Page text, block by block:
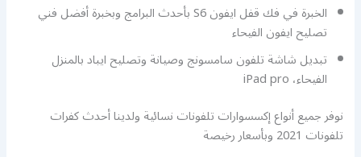
الخبرة في فك قفل ايفون S6 بأحدث البرامج وبخبرة أفضل فني
تصليح ايفون الفيحاء
تبديل شاشة تلفون سامسونج وصيانة وتصليح ايباد بالمنزل
الفيحاء، iPad pro
نوفر جميع أنواع إكسسوارات تلفونات نسائية ولدينا أحدث كفرات
تلفونات 2021 وبأسعار رخيصة